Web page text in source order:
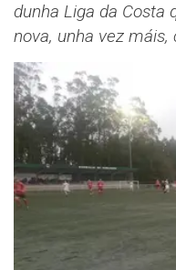
dunha Liga da Costa
nova, unha vez